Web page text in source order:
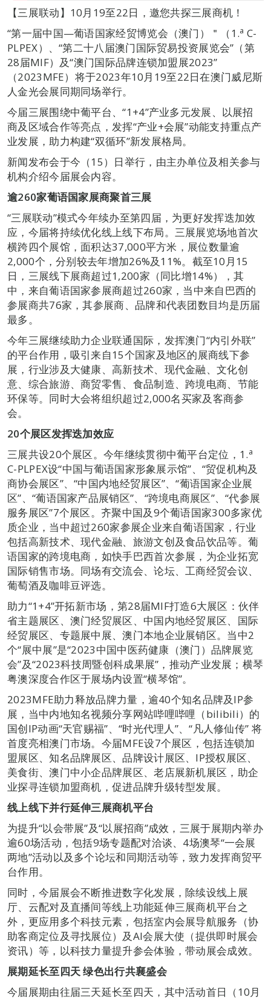
【三展联动】10月19至22日，邀您共探三展商机！
“第一届中国—葡语国家经贸博览会（澳门）＂（1.a C-
PLPEX）、“第二十八届澳门国际贸易投资展览会”（第
28届MIF）及“澳门国际品牌连锁加盟展2023”
（2023MFE）将于2023年10月19至22日在澳门威尼斯
人金光会展同期同场举行。
今届三展围绕中葡平台、“1+4”产业多元发展、以展招
商及区域合作等亮点，发挥“产业+会展”动能支持重点产
业发展，助力构建“双循环”新发展格局。
新闻发布会于今（15）日举行，由主办单位及相关参与
机构介绍今届展会内容。
逾260家葡语国家展商聚首三展
“三展联动”模式今年续办至第四届，为更好发挥迭加效
应，今届将持续优化线上线下布局。三展展览场地首次
横跨四个展馆，面积达37,000平方米，展位数量逾
2,000个，分别较去年增加26%及11%。截至10月15
日，三展线下展商超过1,200家（同比增14%），其
中，来自葡语国家参展商超过260家，当中来自巴西的
参展商共76家，其参展商、品牌和代表团数目均是历届
最多。
今年三展继续助力企业联通国际，发挥澳门“内引外联”
的平台作用，吸引来自15个国家及地区的展商线下参
展，行业涉及大健康、高新技术、现代金融、文化创
意、综合旅游、商贸零售、食品制造、跨境电商、节能
环保等。同时大会将组织超过2,000名买家及客商参
会。
20个展区发挥迭加效应
三展共设20个展区。今年继续贯彻中葡平台定位，1.a
C-PLPEX设“中国与葡语国家形象展示馆”、“贸促机构及
商协会展区”、“中国内地经贸展区”、“葡语国家企业展
区”、“葡语国家产品展销区”、“跨境电商展区”、“代参展
服务展区”7个展区。齐聚中国及9个葡语国家300多家优
质企业，当中超过260家参展企业来自葡语国家，行业
包括高新技术、现代金融、旅游文创及食品饮品等。葡
语国家的跨境电商，如快手巴西首次参展，为企业拓宽
国际销售市场。同场有交流会、论坛、工商经贸会议、
葡萄酒及咖啡豆评选。
助力“1+4”开拓新市场，第28届MIF打造6大展区：伙伴
省主题展区、澳门经贸展区、中国内地经贸展区、国际
经贸展区、专题展中展、澳门本地企业展销区。当中2
个“展中展”是“2023中国中医药健康（澳门）品牌展览
会”及“2023科技周暨创科成果展”，推动产业发展；横琴
粤澳深度合作区于展场内设置“横琴馆”。
2023MFE助力释放品牌力量，逾40个知名品牌及IP参
展，当中内地知名视频分享网站哔哩哔哩（bilibili）的
国创IP动画“天官赐福”、“时光代理人”、“凡人修仙传” 将
首度亮相澳门市场。今届MFE设7个展区，包括连锁加
盟展区、知名品牌展区、品牌设计展区、IP授权展区、
美食街、澳门中小企品牌展区、老店展新机展区，助企
业探寻连锁加盟商机，促进品牌升级转型发展。
线上线下并行延伸三展商机平台
为提升“以会带展”及“以展招商”成效，三展于展期内举办
逾60场活动，包括9场专题配对洽谈、4场澳琴“一会展
两地”活动以及多个论坛和同期活动等，致力发挥商贸平
台作用。
同时，今届展会不断推进数字化发展，除续设线上展
厅、云配对及直播间等线上功能延伸三展商机平台之
外，更应用多个科技元素，包括室内会展导航服务（协
助客商定位及寻找展位）及AI会展大使（提供即时展会
资讯）等，以科技力量提升参会体验，带动展会成效。
展期延长至四天绿色出行共襄盛会
今届展期由往届三天延长至四天，其中活动首日（10月